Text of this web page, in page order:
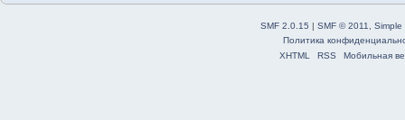
SMF 2.0.15 SMF © 2011, Simple
Политика
XHTML
RSS Мобильная